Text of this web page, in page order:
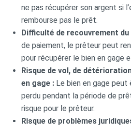
ne pas récupérer son argent si
rembourse pas le prêt.
Difficulté de recouvrement
de paiement, le prêteur peut
pour récupérer le bien en gage
Risque de vol, de
en gage : Le bien en gage
perdu pendant la période de
risque pour le prêteur.
Risque de problèmes